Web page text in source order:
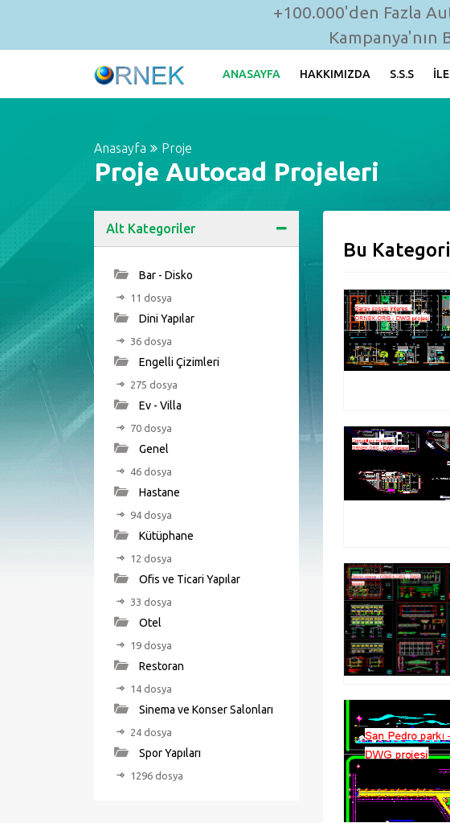
+100.000'den Fazla
Kampanya'nın
ANASAYFA HAKKIMIZDA S.S.S
Anasayfa Proje
Proje Autocad Projeleri
Alt Kategoriler
Bar - Disko
11 dosya
Dini Yapılar
36 dosya
Engelli Çizimleri
275 dosya
Ev - Villa
70 dosya
Genel
46 dosya
Hastane
94 dosya
Kütüphane
12 dosya
Ofis ve Ticari Yapılar
33 dosya
Otel
19 dosya
Restoran
14 dosya
Sinema ve Konser Salonları
24 dosya
Spor Yapıları
1296 dosya
Bu